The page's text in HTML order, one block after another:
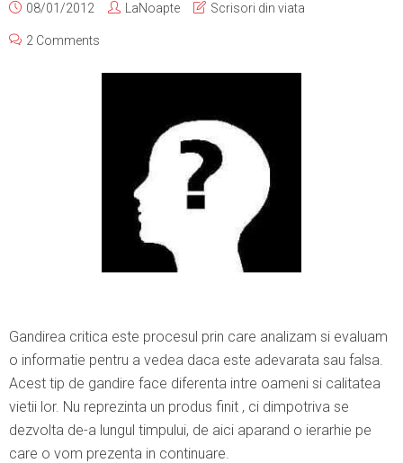
08/01/2012 LaNoapte Scrisori din viata
2 Comments
Gandirea critica este procesul prin care analizam si evaluam
o informatie pentru a vedea daca este adevarata sau falsa.
Acest tip de gandire face diferenta intre oameni si calitatea
vietii lor. Nu reprezinta un produs finit , ci dimpotriva se
dezvolta de-a lungul timpului, de aici aparand o ierarhie pe
care o vom prezenta in continuare.